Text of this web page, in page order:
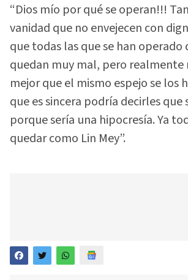
“Dios mío por qué se operan!!!
vanidad que no envejecen con
que todas las que se han operado
quedan muy mal, pero realmente
mejor que el mismo espejo se los
que es sincera podría decirles que
porque sería una hipocresía. Ya
quedar como Lin Mey”.